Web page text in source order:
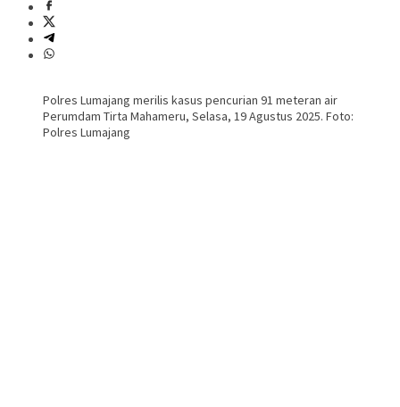
Polres Lumajang merilis kasus pencurian 91 meteran air
Perumdam Tirta Mahameru, Selasa, 19 Agustus 2025. Foto:
Polres Lumajang